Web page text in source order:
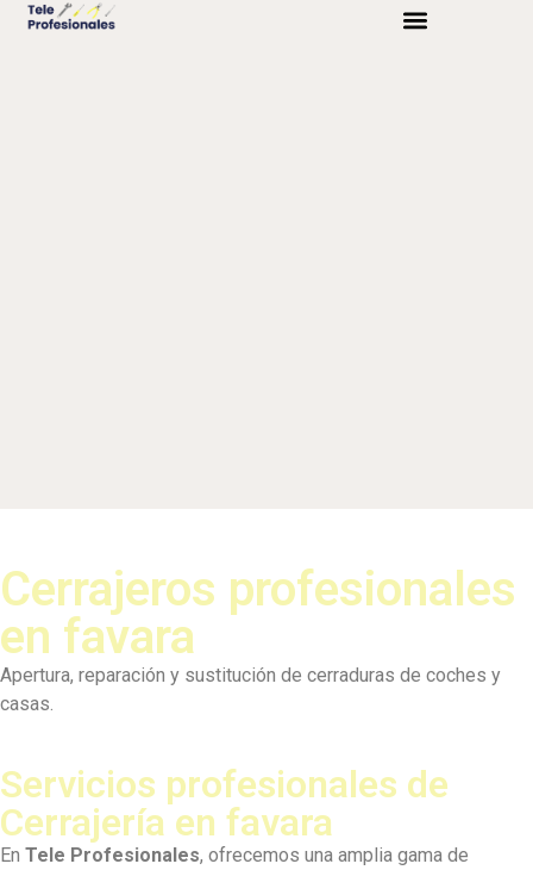
Cerrajeros profesionales
en favara
Apertura, reparación y sustitución de cerraduras de coches y
casas.​
Servicios profesionales de
Cerrajería en favara
En Tele Profesionales, ofrecemos una amplia gama de